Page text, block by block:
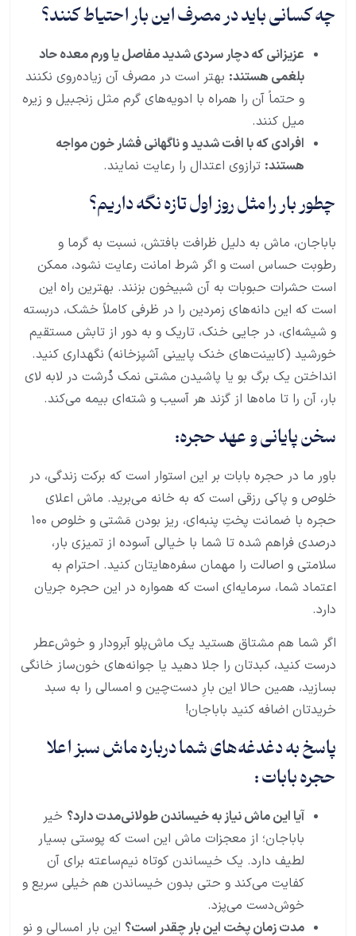
چه کسانی باید در مصرف این بار احتیاط کنند؟
عزیزانی که دچار سردی شدید مفاصل یا ورم معده حاد
بلغمی هستند: بهتر است در مصرف آن زیاده‌روی نکنند
و حتماً آن را همراه با ادویه‌های گرم مثل زنجبیل و زیره
میل کنند.
افرادی که با افت شدید و ناگهانی فشار خون مواجه
هستند: ترازوی اعتدال را رعایت نمایند.
چطور بار را مثل روز اول تازه نگه داریم؟
باباجان، ماش به دلیل ظرافت بافتش، نسبت به گرما و
رطوبت حساس است و اگر شرط امانت رعایت نشود، ممکن
است حشرات حبوبات به آن شبیخون بزنند. بهترین راه این
است که این دانه‌های زمردین را در ظرفی کاملاً خشک، دربسته
و شیشه‌ای، در جایی خنک، تاریک و به دور از تابش مستقیم
خورشید (کابینت‌های خنک پایینی آشپزخانه) نگهداری کنید.
انداختن یک برگ بو یا پاشیدن مشتی نمک دُرشت در لابه لای
بار، آن را تا ماه‌ها از گزند هر آسیب و شته‌ای بیمه می‌کند.
سخن پایانی و عهد حجره:
باور ما در حجره بابات بر این استوار است که برکت زندگی، در
خلوص و پاکی رزقی است که به خانه می‌برید. ماش اعلای
حجره با ضمانت پختِ پنبه‌ای، ریز بودن مَشتی و خلوص ۱۰۰
درصدی فراهم شده تا شما با خیالی آسوده از تمیزی بار،
سلامتی و اصالت را مهمان سفر‌ه‌هایتان کنید. احترام به
اعتماد شما، سرمایه‌ای است که همواره در این حجره جریان
دارد.
اگر شما هم مشتاق هستید یک ماش‌پلو آبرودار و خوش‌عطر
درست کنید، کبدتان را جلا دهید یا جوانه‌های خون‌ساز خانگی
بسازید، همین حالا این بارِ دست‌چین و امسالی را به سبد
خریدتان اضافه کنید باباجان!
پاسخ به دغدغه‌های شما درباره ماش سبز اعلا
حجره بابات :
آیا این ماش نیاز به خیساندن طولانی‌مدت دارد؟ خیر
باباجان؛ از معجزات ماش این است که پوستی بسیار
لطیف دارد. یک خیساندن کوتاه نیم‌ساعته برای آن
کفایت می‌کند و حتی بدون خیساندن هم خیلی سریع و
خوش‌دست می‌پزد.
مدت زمان پخت این بار چقدر است؟ این بار امسالی و نو